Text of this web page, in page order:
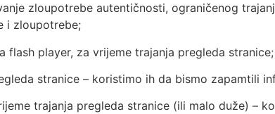
zloupotrebe autentičnosti, ograničenog
i zloupotrebe;
player, za vrijeme trajanja pregleda stranice;
stranice – koristimo ih da bismo zapamtili
trajanja pregleda stranice (ili malo duže) –